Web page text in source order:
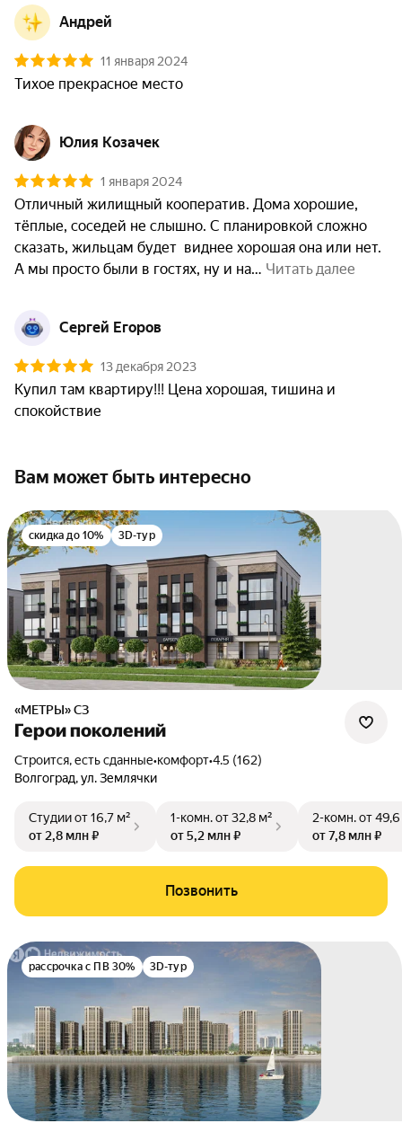
Андрей
11 января 2024
Тихое прекрасное место
Юлия Козачек
1 января 2024
Отличный жилищный кооператив. Дома хорошие,
тёплые, соседей не слышно. С планировкой сложно
сказать, жильцам будет  виднее хорошая она или нет.
А мы просто были в гостях, ну и на
Читать далее
Сергей Егоров
13 декабря 2023
Купил там квартиру!!! Цена хорошая, тишина и
спокойствие
Вам может быть интересно
скидка до 10% 3D-тур
«МЕТРЫ» СЗ
Герои поколений
Строится, есть сданные•комфорт•4.5 (162)
Волгоград,ул. Землячки
Студииот 16,7 м²
от 2,8 млн ₽
1-комн.от 32,8 м²
от 5,2 млн ₽
2-комн.от
от 7,8 млн ₽
Позвонить
рассрочка с ПВ 30% 3D-тур